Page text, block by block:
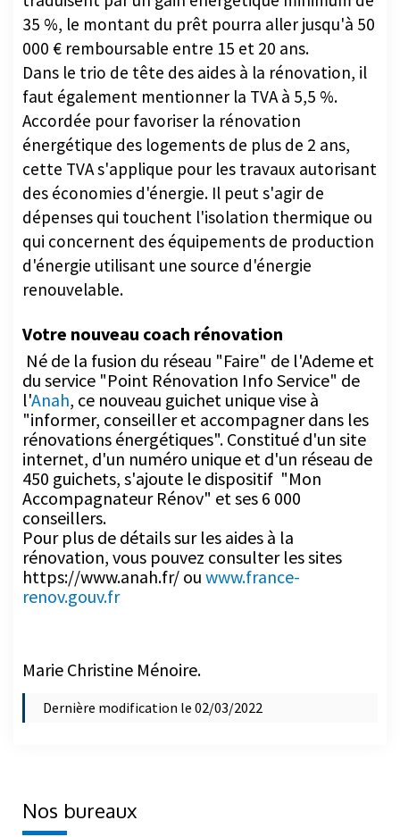
000 € remboursable entre 15 et 20 ans.
Dans le trio de tête des aides à la rénovation, il
faut également mentionner la TVA à 5,5 %.
Accordée pour favoriser la rénovation
énergétique des logements de plus de 2 ans,
cette TVA s'applique pour les travaux autorisant
des économies d'énergie. Il peut s'agir de
dépenses qui touchent l'isolation thermique ou
qui concernent des équipements de production
d'énergie utilisant une source d'énergie
renouvelable.
Votre nouveau coach rénovation
Né de la fusion du réseau "Faire" de l'Ademe et
du service "Point Rénovation Info Service" de
l'Anah , ce nouveau guichet unique vise à
"informer, conseiller et accompagner dans les
rénovations énergétiques". Constitué d'un site
internet, d'un numéro unique et d'un réseau de
450 guichets, s'ajoute le dispositif "Mon
Accompagnateur Rénov" et ses 6 000
conseillers.
Pour plus de détails sur les aides à la
rénovation, vous pouvez consulter les sites
https://www.anah.fr/ ouwww.france-
renov.gouv.fr
Dernière modification le 02/03/2022
CARRÉ D'@CTES Camargue